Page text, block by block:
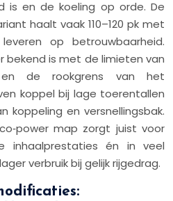
is en de koeling op orde. De
haalt vaak 110–120 pk met
op betrouwbaarheid.
bekend is met de limieten van
en de rookgrens van het
koppel bij lage toerentallen
koppeling en versnellingsbak.
map zorgt juist voor
inhaalprestaties én in veel
verbruik bij gelijk rijgedrag.